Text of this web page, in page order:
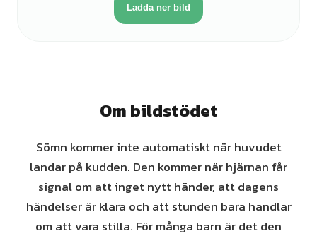
Ladda ner bild
Om bildstödet
Sömn kommer inte automatiskt när huvudet
landar på kudden. Den kommer när hjärnan får
signal om att inget nytt händer, att dagens
händelser är klara och att stunden bara handlar
om att vara stilla. För många barn är det den